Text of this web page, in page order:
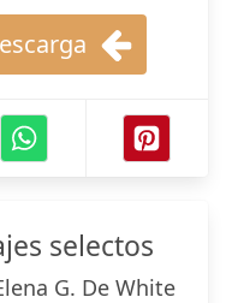
selectos
G. De White